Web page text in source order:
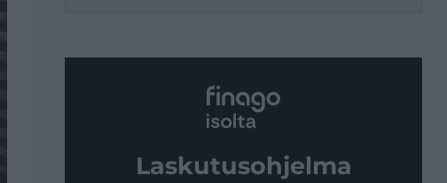
Laskutusohjelma